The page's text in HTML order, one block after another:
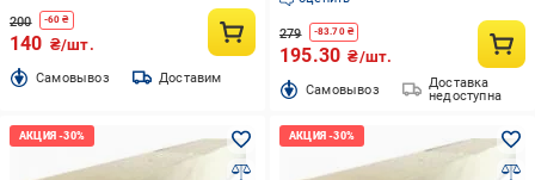
200 -60 ₴
140 ₴/шт.
Cамовывоз Доставим
279 -83.70₴
195.30 ₴/шт.
Cамовывоз
Доставка
недоступна